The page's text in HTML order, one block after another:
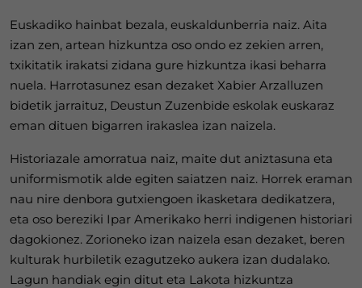
Euskadiko hainbat bezala, euskaldunberria naiz. Aita
izan zen, artean hizkuntza oso ondo ez zekien arren,
txikitatik irakatsi zidana gure hizkuntza ikasi beharra
nuela. Harrotasunez esan dezaket Xabier Arzalluzen
bidetik jarraituz, Deustun Zuzenbide eskolak euskaraz
eman dituen bigarren irakaslea izan naizela.
Historiazale amorratua naiz, maite dut aniztasuna eta
uniformismotik alde egiten saiatzen naiz. Horrek eraman
nau nire denbora gutxiengoen ikasketara dedikatzera,
eta oso bereziki Ipar Amerikako herri indigenen historiari
dagokionez. Zorioneko izan naizela esan dezaket, beren
kulturak hurbiletik ezagutzeko aukera izan dudalako.
Lagun handiak egin ditut eta Lakota hizkuntza